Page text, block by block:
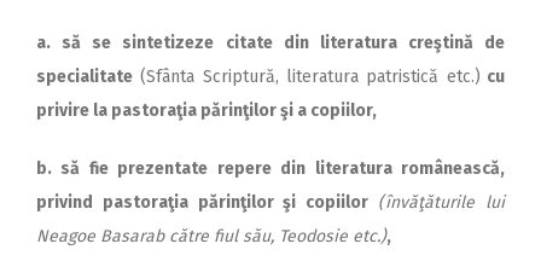
a. să se sintetizeze citate din literatura creştină de
specialitate (Sfânta Scriptură, literatura patristică etc.) cu
privire la pastoraţia părinţilor şi a copiilor,
b. să fie prezentate repere din literatu­ra românească,
privind pas­toraţia părinţilor şi co­piilor (învăţăturile lui
Nea­goe Basarab către fiul său, Teodosie etc.),